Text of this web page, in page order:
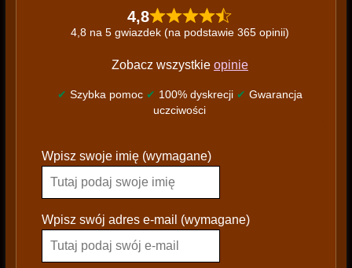
4,8
4,8 na 5 gwiazdek (na podstawie 365 opinii)
Zobacz wszystkie opinie
✔ Szybka pomoc ✔ 100% dyskrecji ✔ Gwarancja
uczciwości
l
a
s
Wpisz swoje imię (wymagane)
Wpisz swój adres e-mail (wymagane)